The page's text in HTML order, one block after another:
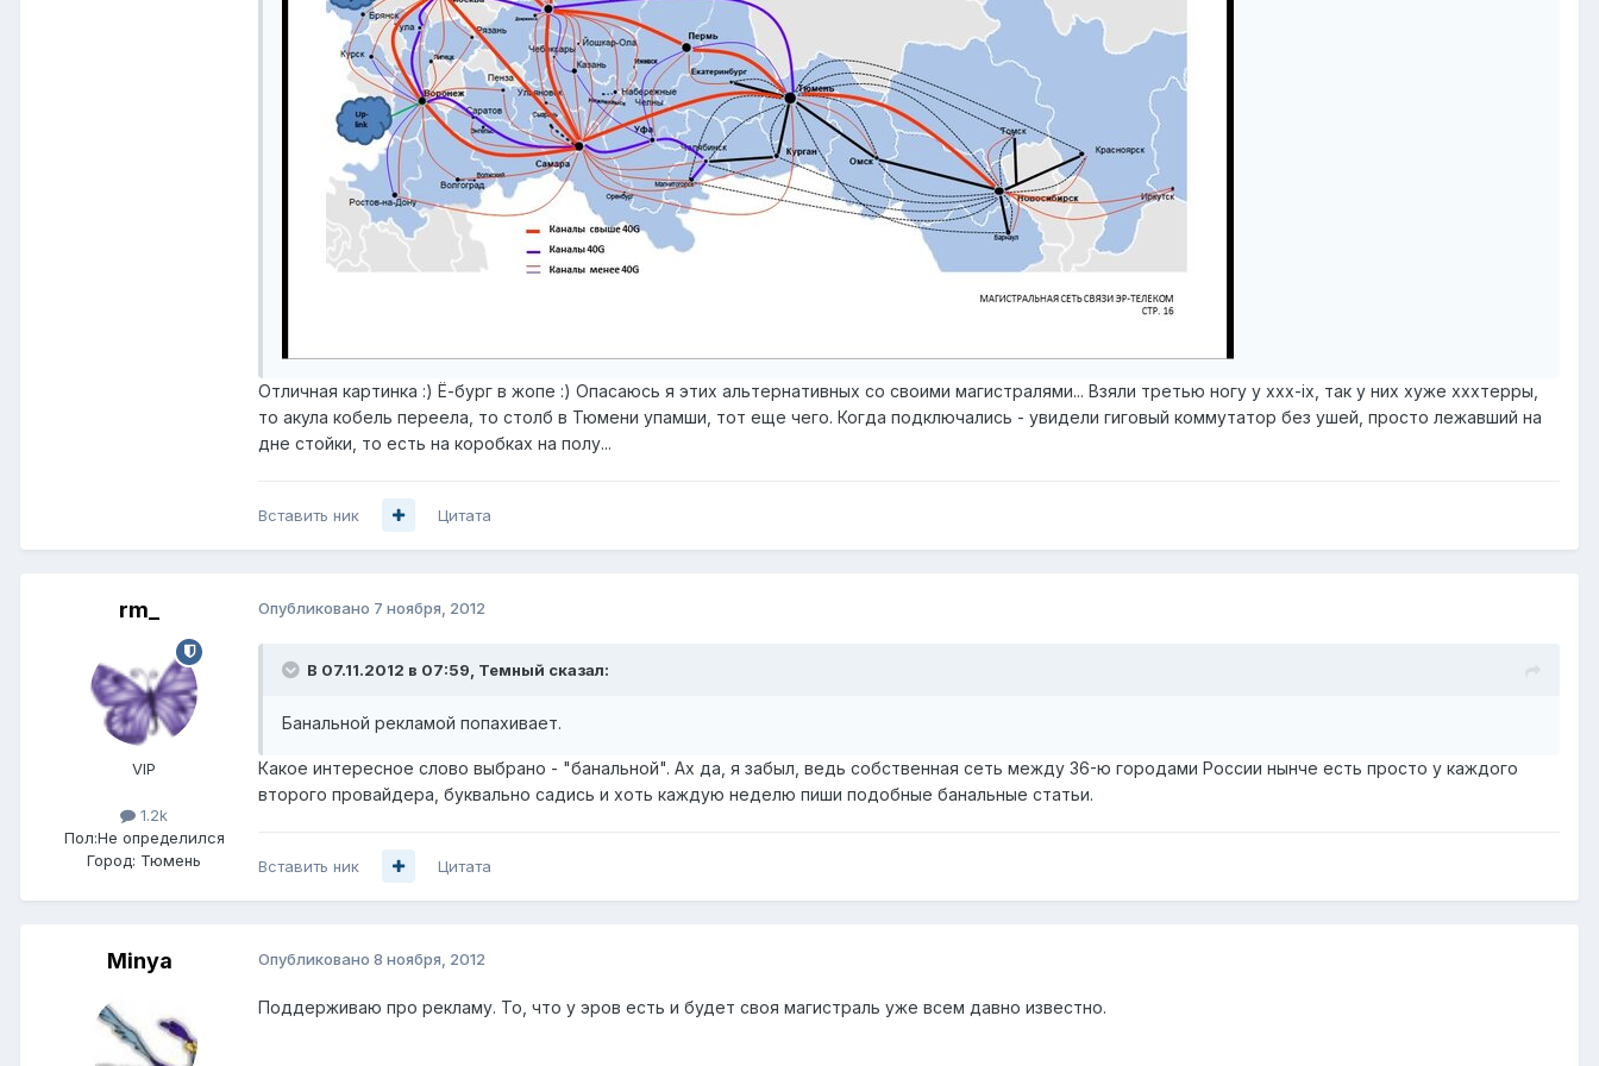
Отличная картинка :) Ё-бург в жопе :) Опасаюсь я этих альтернативных со своими магистралями... Взяли третью ногу у ххх-ix, так у них хуже хххтерры,
то акула кобель переела, то столб в Тюмени упамши, тот еще чего. Когда подключались - увидели гиговый коммутатор без ушей, просто лежавший на
дне стойки, то есть на коробках на полу...
Вставить ник Цитата
rm_
VIP
1.2k
Пол:Не определился
Город: Тюмень
Опубликовано 7 ноября, 2012
В 07.11.2012 в 07:59, Темный сказал:
Банальной рекламой попахивает.
Какое интересное слово выбрано - "банальной". Ах да, я забыл, ведь собственная сеть между 36-ю городами России нынче есть просто у каждого
второго провайдера, буквально садись и хоть каждую неделю пиши подобные банальные статьи.
Вставить ник Цитата
Minya Опубликовано 8 ноября, 2012
Поддерживаю про рекламу. То, что у эров есть и будет своя магистраль уже всем давно известно.